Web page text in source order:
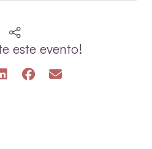
este evento!